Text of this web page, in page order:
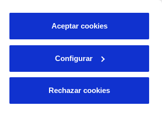
Aceptar cookies
Configurar
Rechazar cookies
RELACIÓN CON LA